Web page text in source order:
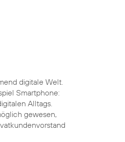
digitale Welt.
Smartphone:
Alltags.
gewesen,